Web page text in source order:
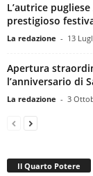
L’autrice
prestigioso
La redazione - 13
Apertura
l’anniversario di
La redazione - 3
Il Quarto Potere